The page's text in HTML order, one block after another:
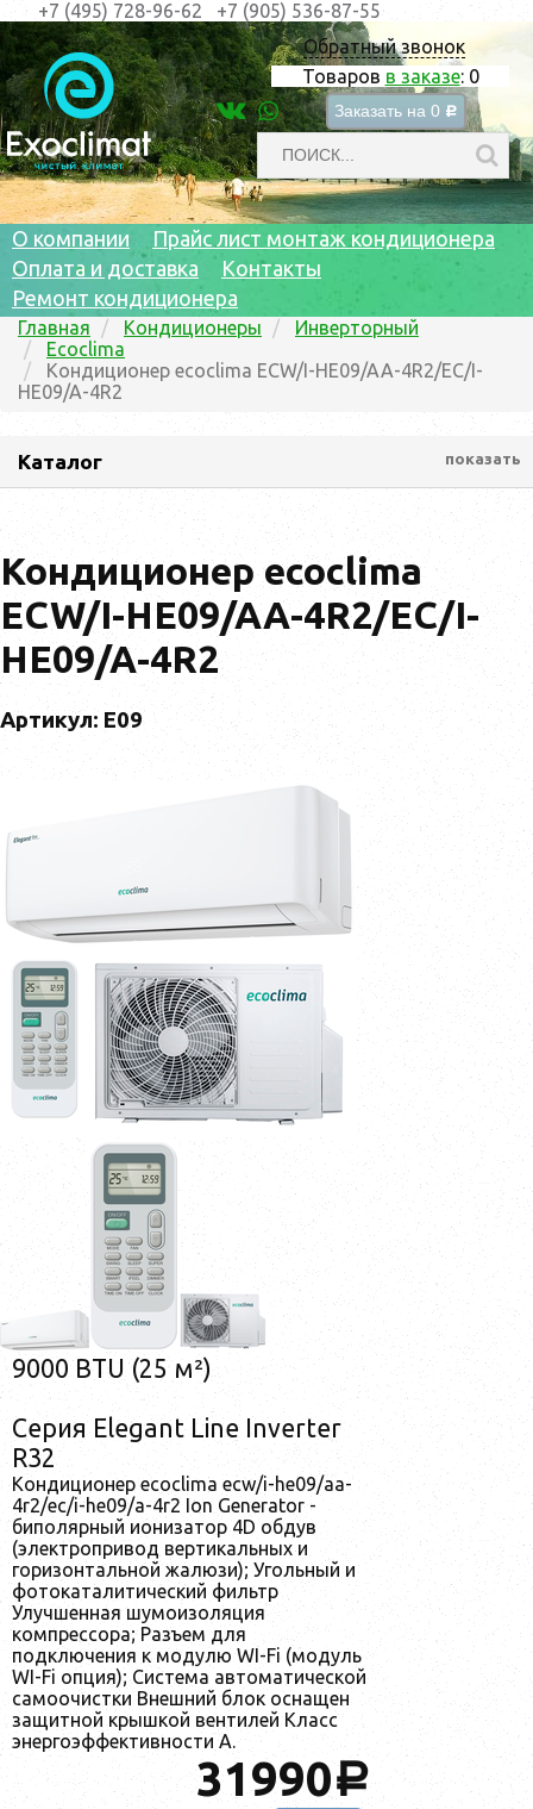
Обратный звонок
Товаров в заказе: 0
Заказать на 0 c
+7 (495) 728-96-62 +7 (905) 536-87-55
О компании
Прайс лист монтаж кондиционера
Оплата и доставка
Контакты
Ремонт кондиционера
Главная Кондиционеры
Инверторный
Ecoclima
Кондиционер ecoclima ECW/I-HE09/AA-4R2/EC/I-
HE09/A-4R2
Каталог показать
Кондиционер ecoclima
ECW/I-HE09/AA-4R2/EC/I-
HE09/A-4R2
Артикул: E09
9000 BTU (25 м²)
Серия Elegant Line Inverter
R32
Кондиционер ecoclima ecw/i-he09/aa-
4r2/ec/i-he09/a-4r2 Ion Generator -
биполярный ионизатор 4D обдув
(электропривод вертикальных и
горизонтальной жалюзи); Угольный и
фотокаталитический фильтр
Улучшенная шумоизоляция
компрессора; Разъем для
подключения к модулю WI-Fi (модуль
WI-Fi опция); Система автоматической
самоочистки Внешний блок оснащен
защитной крышкой вентилей Класс
энергоэффективности A.
31990a